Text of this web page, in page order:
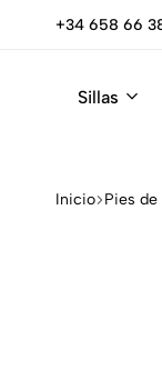
+34 658 66
Sillas
Inicio Pies de